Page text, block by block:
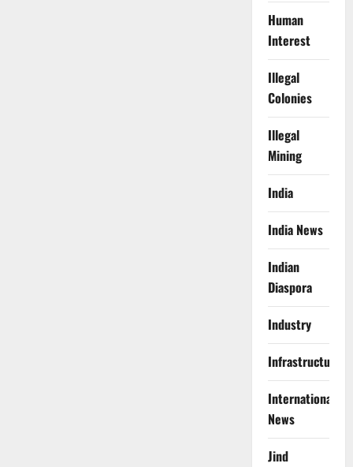
Human
Interest
Illegal
Colonies
Illegal
Mining
India
India News
Indian
Diaspora
Industry
Infrastructure
International
News
Jind